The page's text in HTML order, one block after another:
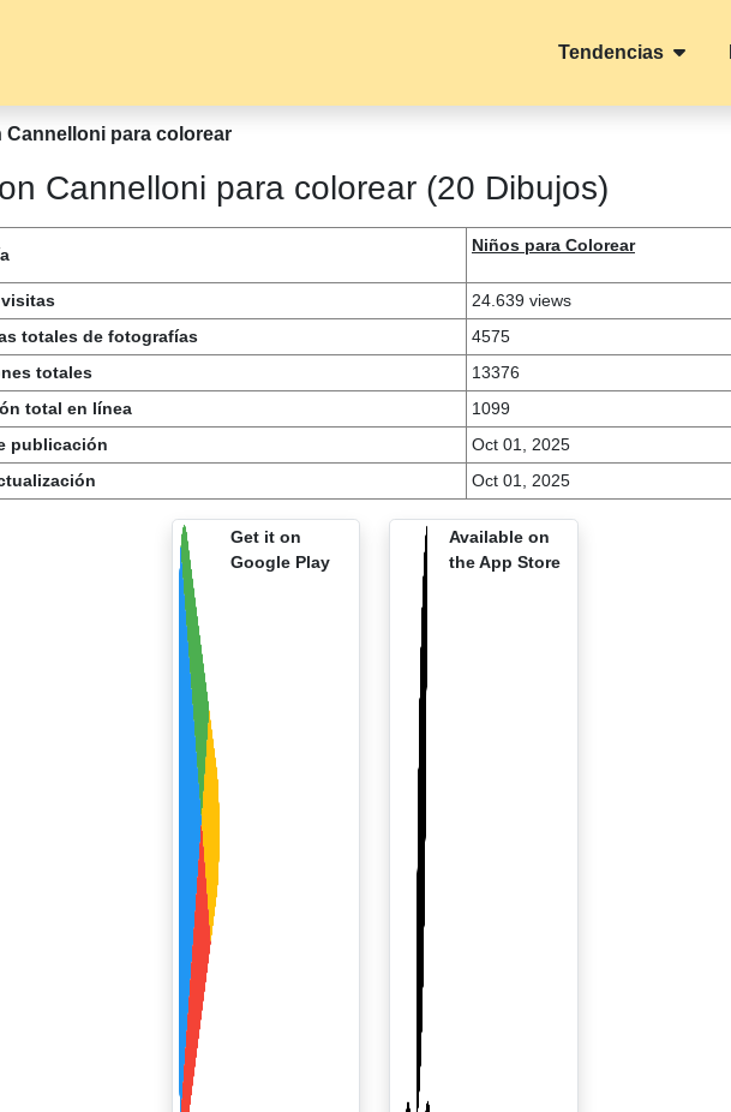
Tendencias
Cannelloni para colorear
Cannelloni para colorear (20 Dibujos)
Niños para Colorear
24.639 views
totales de fotografías
4575
totales
13376
total en línea
1099
publicación
Oct 01, 2025
Oct 01, 2025
Get it on
Google Play
Available on
the App Store